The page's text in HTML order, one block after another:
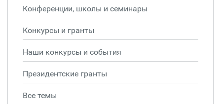
Конференции, школы и семинары
Конкурсы и гранты
Наши конкурсы и события
Президентские гранты
Все темы